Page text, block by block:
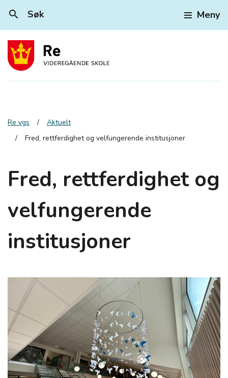
search Søk Meny
Re vgs
Aktuelt
Fred, rettferdighet og velfungerende institusjoner
Fred, rettferdighet og
velfungerende
institusjoner